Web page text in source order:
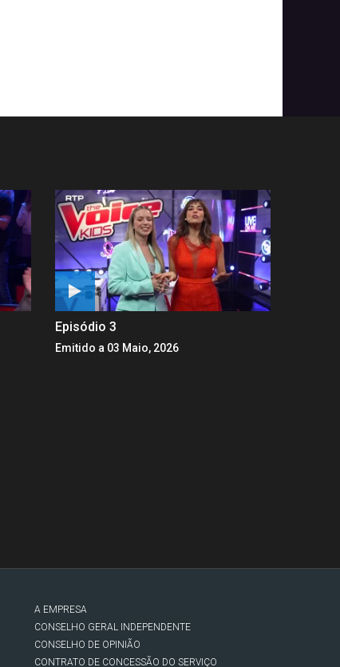
Episódio 3
Emitido a 03 Maio, 2026
A EMPRESA
CONSELHO GERAL INDEPENDENTE
CONSELHO DE OPINIÃO
CONTRATO DE CONCESSÃO DO SERVIÇO